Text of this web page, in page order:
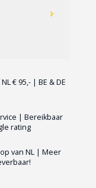
€ 95,- | BE & DE
| Bereikbaar
rating
van NL | Meer